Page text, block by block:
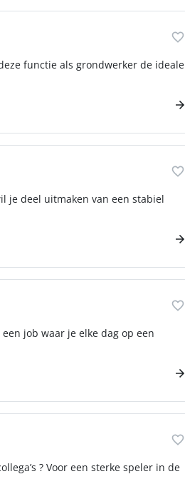
functie als grondwerker de ideale
je deel uitmaken van een stabiel
job waar je elke dag op een
? Voor een sterke speler in de